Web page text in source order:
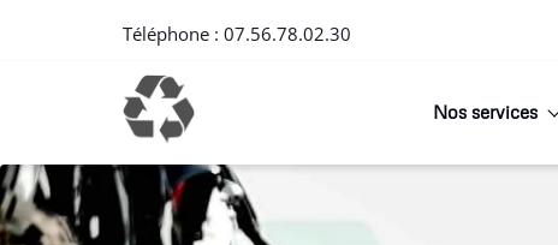
Téléphone : 07.56.78.02.30
Nos services